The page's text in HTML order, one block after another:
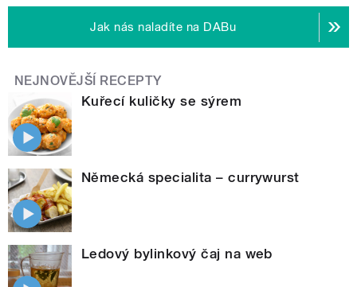
Jak nás naladíte na DABu
NEJNOVĚJŠÍ RECEPTY
Kuřecí kuličky se sýrem
Německá specialita – currywurst
Ledový bylinkový čaj na web